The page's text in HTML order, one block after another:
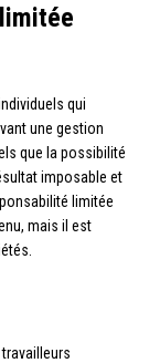
qui
une gestion
que la possibilité
imposable et
limitée
mais il est